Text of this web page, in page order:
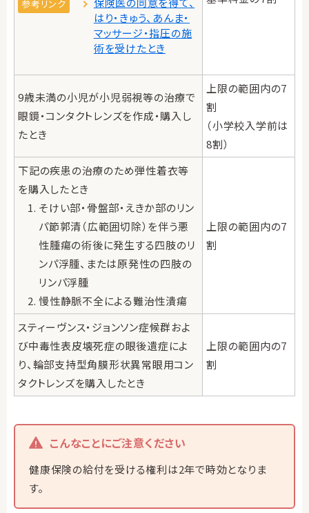
参考リンク
はり・きゅう、あんま・
マッサージ・指圧の施
術を受けたとき
9歳未満の小児が小児弱視等の治療で
眼鏡・コンタクトレンズを作成・購入し
たとき
上限の範囲内の7
割
（小学校入学前は
8割）
下記の疾患の治療のため弾性着衣等
を購入したとき
そけい部・骨盤部・えきか部のリン
パ節郭清（広範囲切除）を伴う悪
性腫瘍の術後に発生する四肢のリ
ンパ浮腫、または原発性の四肢の
リンパ浮腫
慢性静脈不全による難治性潰瘍
上限の範囲内の7
割
スティーヴンス・ジョンソン症候群およ
び中毒性表皮壊死症の眼後遺症によ
り、輪部支持型角膜形状異常眼用コン
タクトレンズを購入したとき
上限の範囲内の7
割
こんなことにご注意ください
健康保険の給付を受ける権利は2年で時効となりま
す。